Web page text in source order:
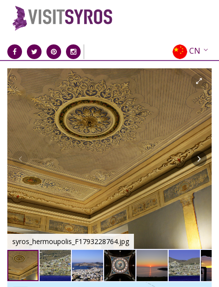
CN
EN
EL
FR
DE
IT
ES
RU
syros_hermoupolis_F1793228764.jpg